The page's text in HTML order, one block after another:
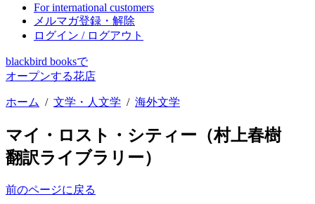
For international customers
メルマガ登録・解除
ログイン / ログアウト
blackbird booksで
オープンする花店
ホーム / 文学・人文学 / 海外文学
マイ・ロスト・シティー（村上春樹
翻訳ライブラリー）
前のページに戻る